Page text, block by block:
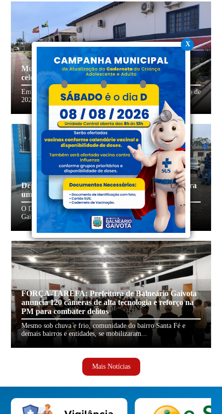
X
Município observa Ponto Facultativo para
celebrações de Corpus Christi
Em conformidade com o Decreto número 049 de 28 de maio de
2026, a Prefeitura de Balneário Gaivota,...
Departamento Municipal de Trânsito, DMT, celebra
um ano de atividades com realizações
O Departamento Municipal de Trânsito (DMT) de Balneário
Gaivota está completando um ano de ativid...
FORÇA-TAREFA: Prefeitura de Balneário Gaivota
anuncia 120 câmeras de alta tecnologia e reforço na
PM para combater delitos
Mesmo sob chuva e frio, comunidade do bairro Santa Fé e
demais bairros e entidades, se mobilizaram...